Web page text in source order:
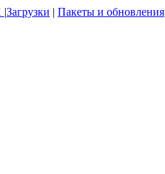
|Загрузки | Пакеты и обновления